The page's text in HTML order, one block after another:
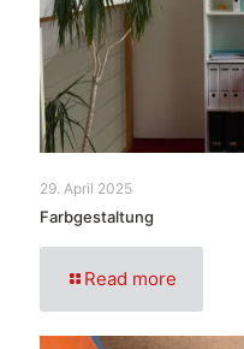
29. April 2025
Farbgestaltung
Read more